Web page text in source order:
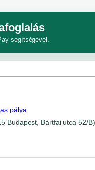
segítségével.
pálya
Budapest, Bártfai utca 52/B)